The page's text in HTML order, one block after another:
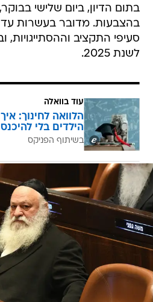
בתום הדיון, ביום שלישי
בהצבעות. מדובר בעשרות
סעיפי התקציב וההסתייגויות,
לשנת 2025.
עוד בוואלה
הלוואה לחינוך:
הילדים בלי
בשיתוף הפניקס